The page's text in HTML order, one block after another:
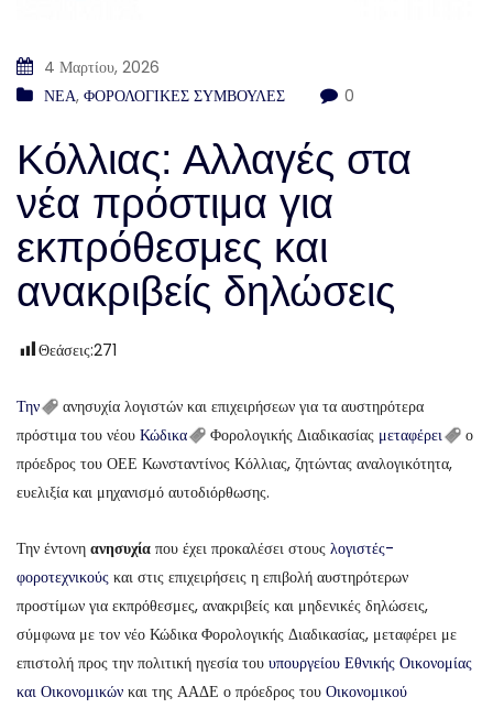
4 Μαρτίου, 2026
ΝΕΑ, ΦΟΡΟΛΟΓΙΚΕΣ ΣΥΜΒΟΥΛΕΣ 0
Κόλλιας: Αλλαγές στα
νέα πρόστιμα για
εκπρόθεσμες και
ανακριβείς δηλώσεις
Θεάσεις:271
Την
ανησυχία λογιστών και επιχειρήσεων για τα αυστηρότερα
πρόστιμα του νέου Κώδικα Φορολογικής Διαδικασίας μεταφέρει
ο
πρόεδρος του ΟΕΕ Κωνσταντίνος Κόλλιας, ζητώντας αναλογικότητα,
ευελιξία και μηχανισμό αυτοδιόρθωσης.
Την έντονη ανησυχία που έχει προκαλέσει στους λογιστές-
φοροτεχνικούς και στις επιχειρήσεις η επιβολή αυστηρότερων
προστίμων για εκπρόθεσμες, ανακριβείς και μηδενικές δηλώσεις,
σύμφωνα με τον νέο Κώδικα Φορολογικής Διαδικασίας, μεταφέρει με
επιστολή προς την πολιτική ηγεσία του υπουργείου Εθνικής Οικονομίας
και Οικονομικών και της ΑΑΔΕ ο πρόεδρος του Οικονομικού